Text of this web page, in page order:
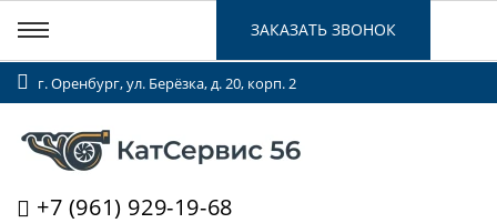
г. Оренбург, ул. Берёзка, д. 20, корп. 2
+7 (961) 929-19-68
ЗАКАЗАТЬ ЗВОНОК